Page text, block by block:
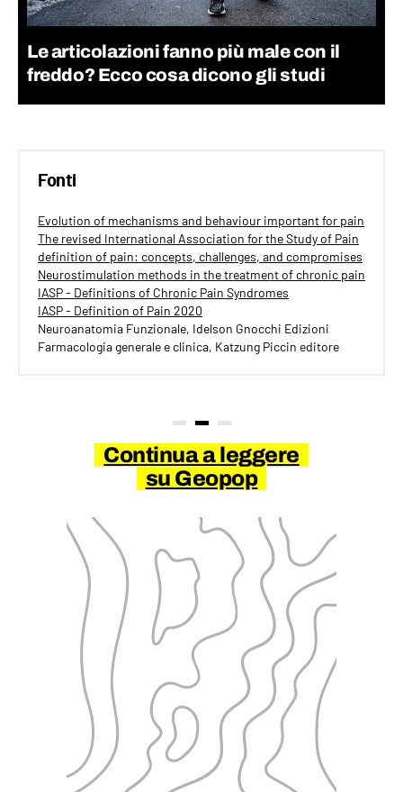
Le articolazioni fanno più male con il
freddo? Ecco cosa dicono gli studi
Fonti
Evolution of mechanisms and behaviour important for pain
The revised International Association for the Study of Pain
definition of pain: concepts, challenges, and compromises
Neurostimulation methods in the treatment of chronic pain
IASP - Definitions of Chronic Pain Syndromes
IASP - Definition of Pain 2020
Neuroanatomia Funzionale, Idelson Gnocchi Edizioni
Farmacologia generale e clinica, Katzung Piccin editore
Continua a leggere
su Geopop